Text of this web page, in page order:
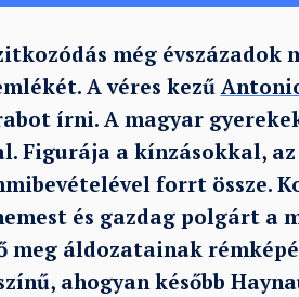
még
A véres kezű
írni. A magyar
Figurája a kínzásokkal, az
forrt össze.
és gazdag polgárt a
meg áldozatainak
ahogyan később